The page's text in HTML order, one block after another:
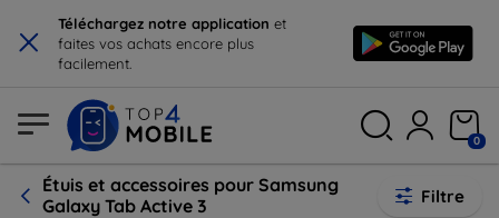
× Téléchargez notre application et
faites vos achats encore plus
facilement.
0
Étuis et accessoires pour Samsung
Galaxy Tab Active 3
Filtre